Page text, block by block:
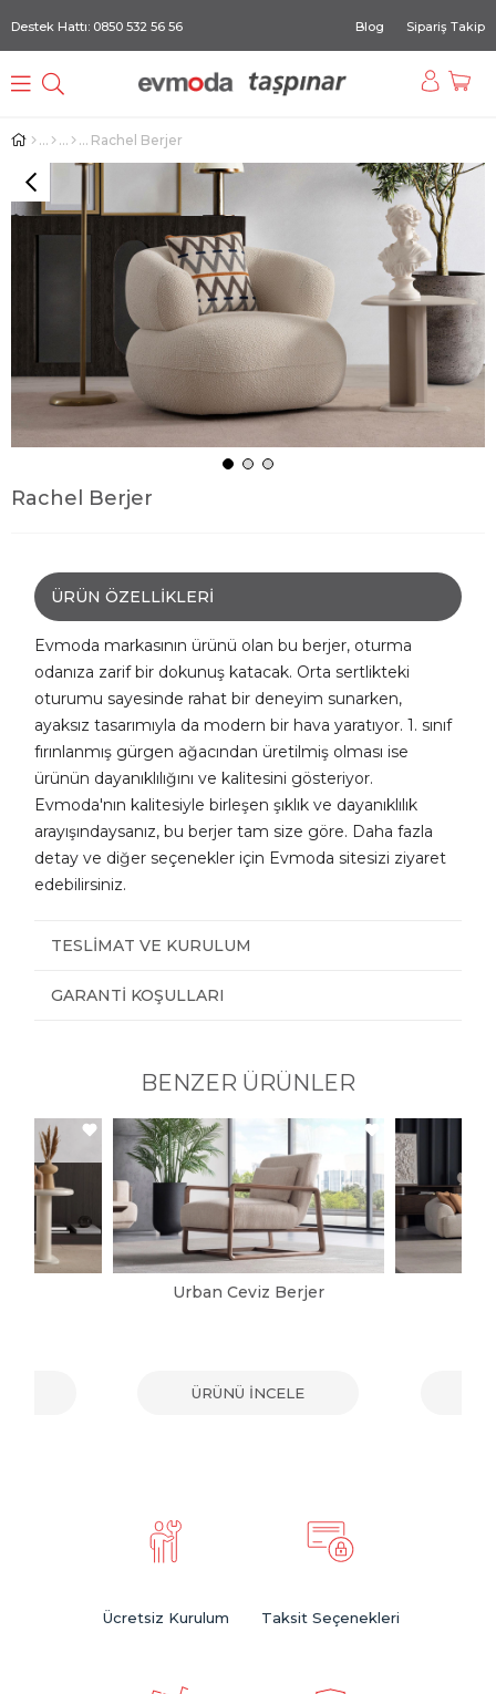
Destek Hattı: 0850 532 56 56 Blog Sipariş Takip
Rachel Berjer
Rachel Berjer
ÜRÜN ÖZELLIKLERI
Evmoda markasının ürünü olan bu berjer, oturma
odanıza zarif bir dokunuş katacak. Orta sertlikteki
oturumu sayesinde rahat bir deneyim sunarken,
ayaksız tasarımıyla da modern bir hava yaratıyor. 1. sınıf
fırınlanmış gürgen ağacından üretilmiş olması ise
ürünün dayanıklılığını ve kalitesini gösteriyor.
Evmoda'nın kalitesiyle birleşen şıklık ve dayanıklılık
arayışındaysanız, bu berjer tam size göre. Daha fazla
detay ve diğer seçenekler için Evmoda sitesizi ziyaret
edebilirsiniz.
TESLIMAT VE KURULUM
GARANTI KOŞULLARI
BENZER ÜRÜNLER
Urban Ceviz Berjer
ÜRÜNÜ İNCELE
Ücretsiz Kurulum Taksit Seçenekleri